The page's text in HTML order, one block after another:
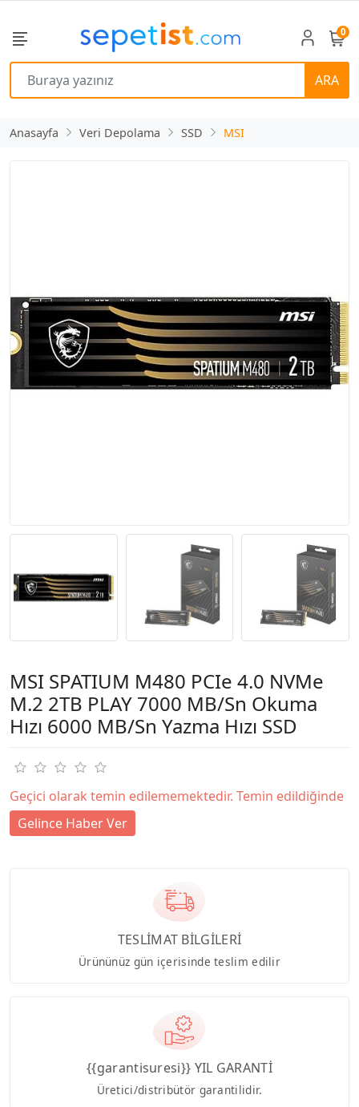
ARA
0
Anasayfa Veri Depolama SSD MSI
MSI SPATIUM M480 PCIe 4.0 NVMe
M.2 2TB PLAY 7000 MB/Sn Okuma
Hızı 6000 MB/Sn Yazma Hızı SSD
Geçici olarak temin edilememektedir. Temin edildiğinde
Gelince Haber Ver
TESLİMAT BİLGİLERİ
Ürününüz gün içerisinde teslim edilir
{{garantisuresi}} YIL GARANTİ
Üretici/distribütör garantilidir.